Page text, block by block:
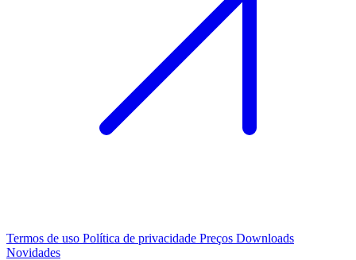
Termos de uso Política de privacidade Preços Downloads
Novidades